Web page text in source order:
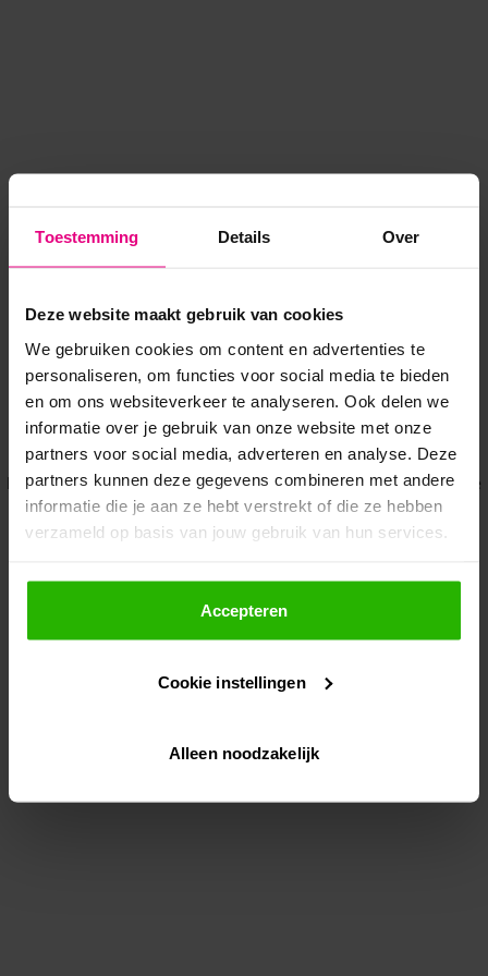
Toestemming Details Over
Deze website maakt gebruik van cookies
We gebruiken cookies om content en advertenties te
personaliseren, om functies voor social media te bieden
en om ons websiteverkeer te analyseren. Ook delen we
informatie over je gebruik van onze website met onze
partners voor social media, adverteren en analyse. Deze
partners kunnen deze gegevens combineren met andere
informatie die je aan ze hebt verstrekt of die ze hebben
verzameld op basis van jouw gebruik van hun services.
Als je op "Accepteer" klikt, dan geef je Voordeeluitjes.nl
toestemming om cookies voor social media en
gepersonaliseerde advertenties te plaatsen.
Lees hier meer over in onsprivacybeleid
Via "Cookie instellingen" kun je ook zelf instellen welke
Accepteren
Cookie instellingen
Alleen noodzakelijk
Application error: a client-side exception has occurred while
loadingwww.voordeeluitjes.nl (see the browser console for more
information).